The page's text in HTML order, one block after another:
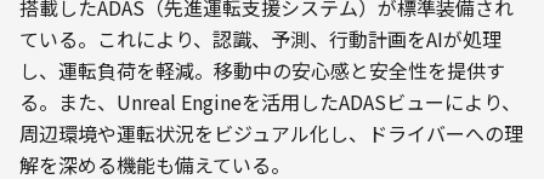
搭載したADAS（先進運転支援システム）が標準装備され
ている。これにより、認識、予測、行動計画をAIが処理
し、運転負荷を軽減。移動中の安心感と安全性を提供す
る。また、Unreal Engineを活用したADASビューにより、
周辺環境や運転状況をビジュアル化し、ドライバーへの理
解を深める機能も備えている。